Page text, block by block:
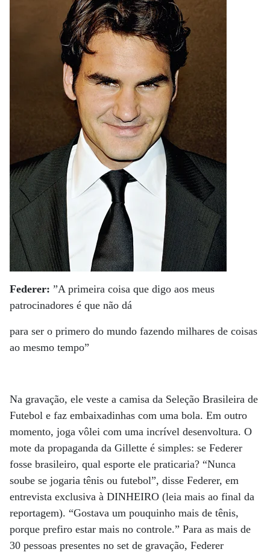
Federer: ”A primeira coisa que digo aos meus
patrocinadores é que não dá
para ser o primero do mundo fazendo milhares de coisas
ao mesmo tempo”
Na gravação, ele veste a camisa da Seleção Brasileira de
Futebol e faz embaixadinhas com uma bola. Em outro
momento, joga vôlei com uma incrível desenvoltura. O
mote da propaganda da Gillette é simples: se Federer
fosse brasileiro, qual esporte ele praticaria? “Nunca
soube se jogaria tênis ou futebol”, disse Federer, em
entrevista exclusiva à DINHEIRO (leia mais ao final da
reportagem). “Gostava um pouquinho mais de tênis,
porque prefiro estar mais no controle.” Para as mais de
30 pessoas presentes no set de gravação, Federer